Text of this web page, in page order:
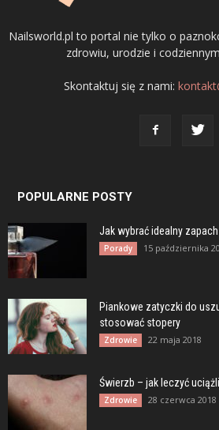
Nailsworld.pl to portal nie tylko o
zdrowiu, urodzie i
Skontaktuj się z nami:
POPULARNE POSTY
Jak wybrać idealny
Porady 15 października
Piankowe zatyczki do
stosować stopery
Zdrowie 22 maja 2018
Świerzb – jak leczyć
Zdrowie 28 czerwca 2018